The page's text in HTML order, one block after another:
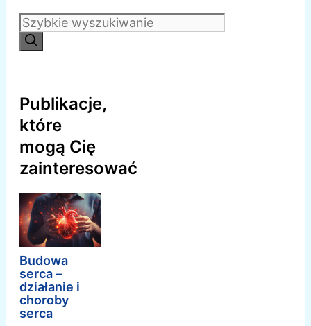
Szukaj:
Publikacje,
które
mogą Cię
zainteresować
Budowa
serca –
działanie i
choroby
serca